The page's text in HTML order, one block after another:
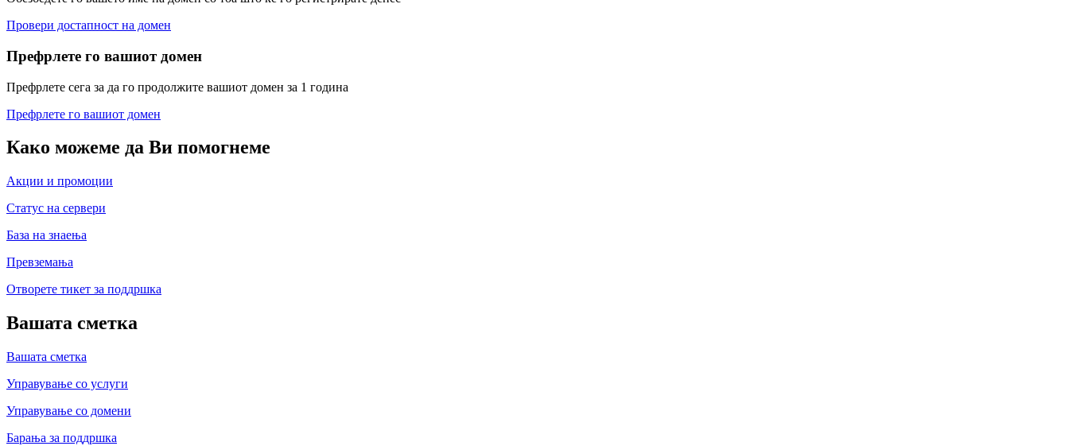
Провери достапност на домен
Префрлете го вашиот домен
Префрлете сега за да го продолжите вашиот домен за 1 година
Префрлете го вашиот домен
Како можеме да Ви помогнеме
Акции и промоции
Статус на сервери
База на знаења
Превземања
Отворете тикет за поддршка
Вашата сметка
Вашата сметка
Управување со услуги
Управување со домени
Барања за поддршка